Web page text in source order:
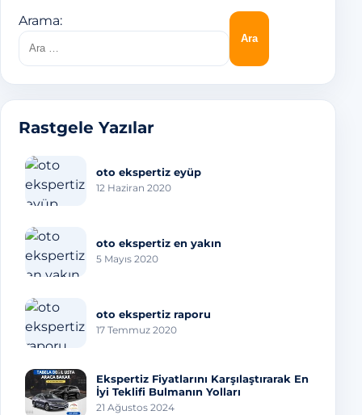
Arama:
Rastgele Yazılar
oto ekspertiz eyüp
12 Haziran 2020
oto ekspertiz en yakın
5 Mayıs 2020
oto ekspertiz raporu
17 Temmuz 2020
Ekspertiz Fiyatlarını Karşılaştırarak En
İyi Teklifi Bulmanın Yolları
21 Ağustos 2024